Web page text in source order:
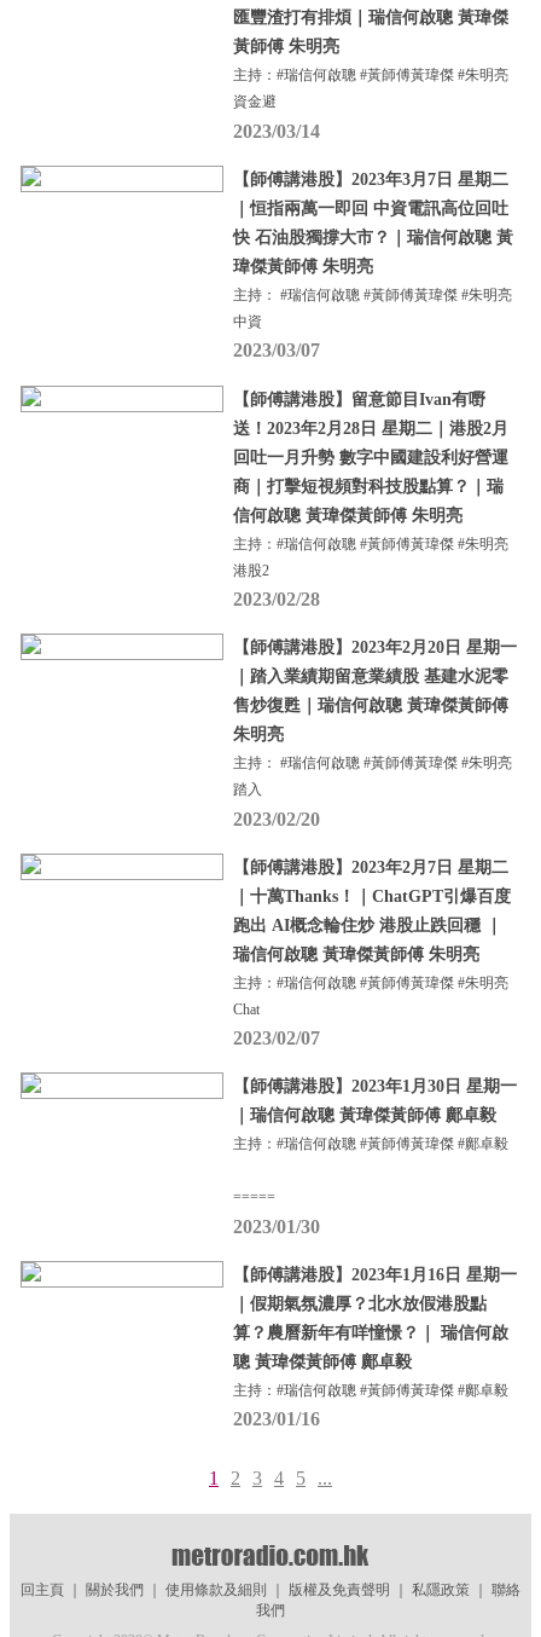
匯豐渣打有排煩｜瑞信何啟聰 黃瑋傑
黃師傅 朱明亮
主持：#瑞信何啟聰 #黃師傅黃瑋傑 #朱明亮
資金避
2023/03/14
【師傅講港股】2023年3月7日 星期二
｜恒指兩萬一即回 中資電訊高位回吐
快 石油股獨撐大市？｜瑞信何啟聰 黃
瑋傑黃師傅 朱明亮
主持： #瑞信何啟聰 #黃師傅黃瑋傑 #朱明亮
中資
2023/03/07
【師傅講港股】留意節目Ivan有嘢
送！2023年2月28日 星期二｜港股2月
回吐一月升勢 數字中國建設利好營運
商｜打擊短視頻對科技股點算？｜瑞
信何啟聰 黃瑋傑黃師傅 朱明亮
主持：#瑞信何啟聰 #黃師傅黃瑋傑 #朱明亮
港股2
2023/02/28
【師傅講港股】2023年2月20日 星期一
｜踏入業績期留意業績股 基建水泥零
售炒復甦｜瑞信何啟聰 黃瑋傑黃師傅
朱明亮
主持： #瑞信何啟聰 #黃師傅黃瑋傑 #朱明亮
踏入
2023/02/20
【師傅講港股】2023年2月7日 星期二
｜十萬Thanks！｜ChatGPT引爆百度
跑出 AI概念輪住炒 港股止跌回穩 ｜
瑞信何啟聰 黃瑋傑黃師傅 朱明亮
主持：#瑞信何啟聰 #黃師傅黃瑋傑 #朱明亮
Chat
2023/02/07
【師傅講港股】2023年1月30日 星期一
｜瑞信何啟聰 黃瑋傑黃師傅 鄺卓毅
主持：#瑞信何啟聰 #黃師傅黃瑋傑 #鄺卓毅
=====
2023/01/30
【師傅講港股】2023年1月16日 星期一
｜假期氣氛濃厚？北水放假港股點
算？農曆新年有咩憧憬？｜ 瑞信何啟
聰 黃瑋傑黃師傅 鄺卓毅
主持：#瑞信何啟聰 #黃師傅黃瑋傑 #鄺卓毅
2023/01/16
1 2 3 4 5 ...
回主頁｜ 關於我們 使用條款及細則 版權及免責聲明 私隱政策｜ 聯絡
我們